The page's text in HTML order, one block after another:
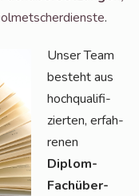
.
Unser Team
besteht aus
hoch­qua­li­fi­
zier­ten, erfah­
re­nen
Diplom-
Fach­über­